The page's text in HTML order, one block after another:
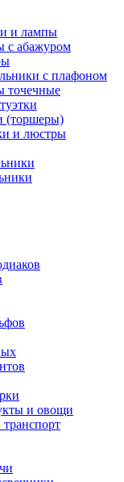
и лампы
с абажуром
с плафоном
точечные
(торшеры)
и люстры
и овощи